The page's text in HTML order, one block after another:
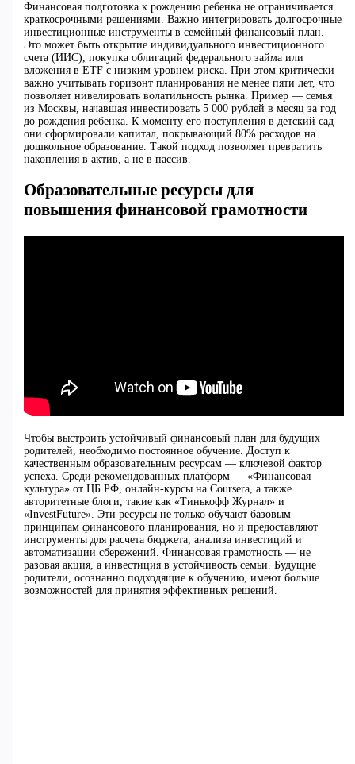
Финансовая подготовка к рождению ребенка не ограничивается
краткосрочными решениями. Важно интегрировать долгосрочные
инвестиционные инструменты в семейный финансовый план.
Это может быть открытие индивидуального инвестиционного
счета (ИИС), покупка облигаций федерального займа или
вложения в ETF с низким уровнем риска. При этом критически
важно учитывать горизонт планирования не менее пяти лет, что
позволяет нивелировать волатильность рынка. Пример — семья
из Москвы, начавшая инвестировать 5 000 рублей в месяц за год
до рождения ребенка. К моменту его поступления в детский сад
они сформировали капитал, покрывающий 80% расходов на
дошкольное образование. Такой подход позволяет превратить
накопления в актив, а не в пассив.
Образовательные ресурсы для
повышения финансовой грамотности
Чтобы выстроить устойчивый финансовый план для будущих
родителей, необходимо постоянное обучение. Доступ к
качественным образовательным ресурсам — ключевой фактор
успеха. Среди рекомендованных платформ — «Финансовая
культура» от ЦБ РФ, онлайн-курсы на Coursera, а также
авторитетные блоги, такие как «Тинькофф Журнал» и
«InvestFuture». Эти ресурсы не только обучают базовым
принципам финансового планирования, но и предоставляют
инструменты для расчета бюджета, анализа инвестиций и
автоматизации сбережений. Финансовая грамотность — не
разовая акция, а инвестиция в устойчивость семьи. Будущие
родители, осознанно подходящие к обучению, имеют больше
возможностей для принятия эффективных решений.